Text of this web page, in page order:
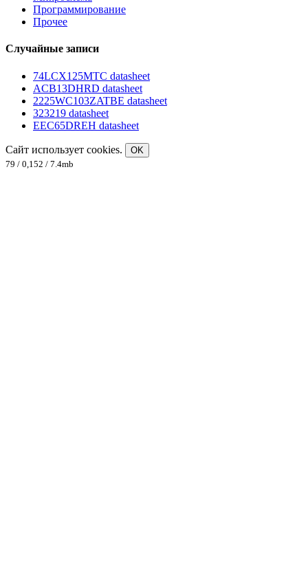
Программирование
Прочее
Случайные записи
74LCX125MTC datasheet
ACB13DHRD datasheet
2225WC103ZATBE datasheet
323219 datasheet
EEC65DREH datasheet
Сайт использует cookies.
OK
79 / 0,152 / 7.4mb